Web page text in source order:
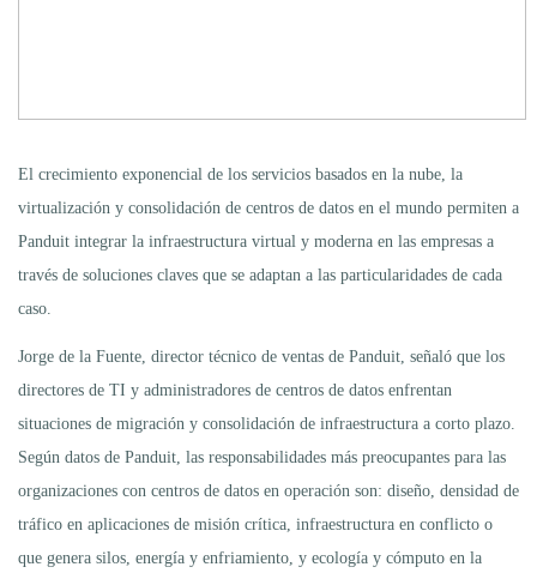
El crecimiento exponencial de los servicios basados en la nube, la
virtualización y consolidación de centros de datos en el mundo permiten a
Panduit integrar la infraestructura virtual y moderna en las empresas a
través de soluciones claves que se adaptan a las particularidades de cada
caso.
Jorge de la Fuente, director técnico de ventas de Panduit, señaló que los
directores de TI y administradores de centros de datos enfrentan
situaciones de migración y consolidación de infraestructura a corto plazo.
Según datos de Panduit, las responsabilidades más preocupantes para las
organizaciones con centros de datos en operación son: diseño, densidad de
tráfico en aplicaciones de misión crítica, infraestructura en conflicto o
que genera silos, energía y enfriamiento, y ecología y cómputo en la